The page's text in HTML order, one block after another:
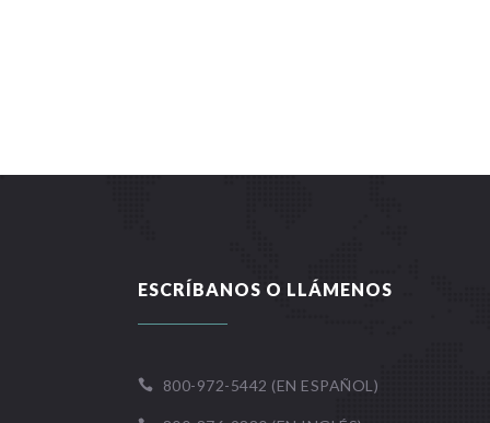
ESCRÍBANOS O LLÁMENOS
 800-972-5442 (EN ESPAÑOL)